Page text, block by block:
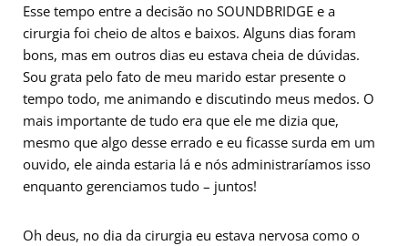
Esse tempo entre a decisão no SOUNDBRIDGE e a
cirurgia foi cheio de altos e baixos. Alguns dias foram
bons, mas em outros dias eu estava cheia de dúvidas.
Sou grata pelo fato de meu marido estar presente o
tempo todo, me animando e discutindo meus medos. O
mais importante de tudo era que ele me dizia que,
mesmo que algo desse errado e eu ficasse surda em um
ouvido, ele ainda estaria lá e nós administraríamos isso
enquanto gerenciamos tudo – juntos!
Oh deus, no dia da cirurgia eu estava nervosa como o